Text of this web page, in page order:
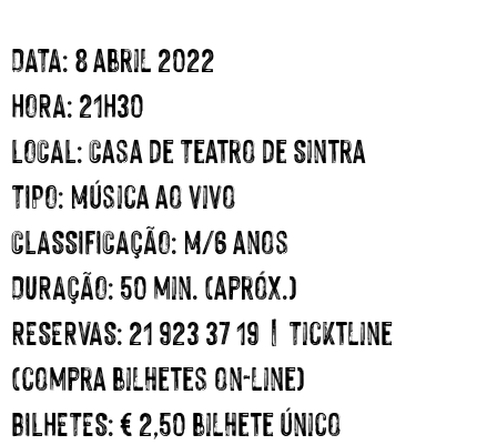
DATA:8 abril 2022
HORA:21H30
LOCAL:Casa de Teatro de Sintra
TIPO: Música ao vivo
CLASSIFICAÇÃO: M/6 anos
DURAÇÃO:50 min. (apróx.)
RESERVAS:21 923 37 19 | Ticktline
(compra bilhetes on-line)
BILHETES:€ 2,50 bilhete único